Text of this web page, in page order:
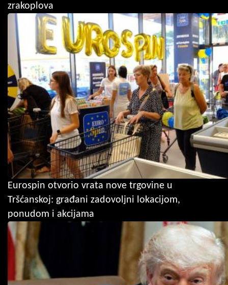
zrakoplova
Eurospin otvorio vrata nove trgovine u
Tršćanskoj: građani zadovoljni lokacijom,
ponudom i akcijama